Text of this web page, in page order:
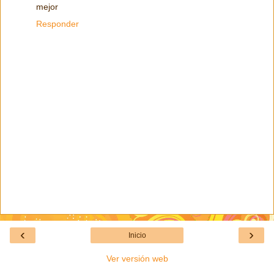
mejor
Responder
‹ ›
Inicio
Ver versión web